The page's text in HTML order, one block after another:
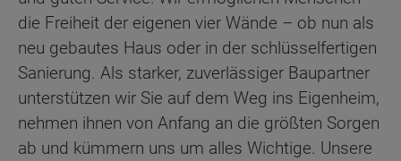
die Freiheit der eigenen vier Wände – ob nun als
neu gebautes Haus oder in der schlüsselfertigen
Sanierung. Als starker, zuverlässiger Baupartner
unterstützen wir Sie auf dem Weg ins Eigenheim,
nehmen ihnen von Anfang an die größten Sorgen
ab und kümmern uns um alles Wichtige. Unsere